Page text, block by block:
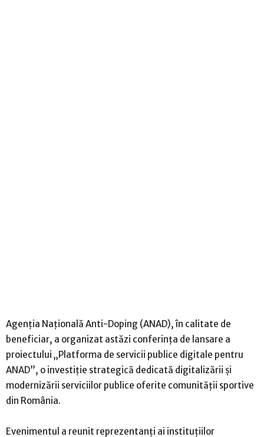
Agenția Națională Anti-Doping (ANAD), în calitate de
beneficiar, a organizat astăzi conferința de lansare a
proiectului „Platforma de servicii publice digitale pentru
ANAD”, o investiție strategică dedicată digitalizării și
modernizării serviciilor publice oferite comunității sportive
din România.
Evenimentul a reunit reprezentanți ai instituțiilor